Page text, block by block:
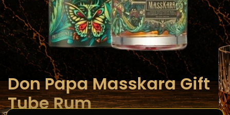
Don Papa Masskara Gift
Tube Rum